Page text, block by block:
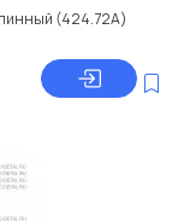
(424.72А)